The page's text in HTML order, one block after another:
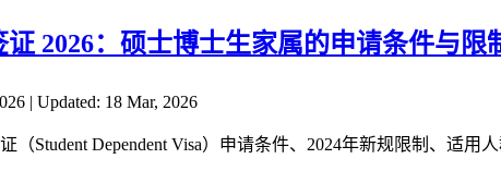
2026：硕士博士生家属的申请条件与限
| Updated: 18 Mar, 2026
（Student Dependent Visa）申请条件、2024年新规限制、适用